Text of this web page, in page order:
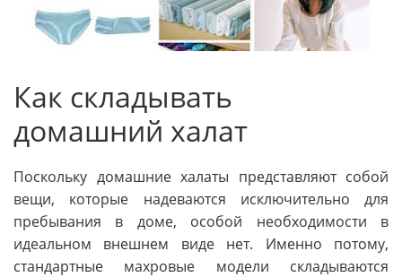
Как складывать
домашний халат
Поскольку домашние халаты представляют собой
вещи, которые надеваются исключительно для
пребывания в доме, особой необходимости в
идеальном внешнем виде нет. Именно потому,
стандартные махровые модели складываются